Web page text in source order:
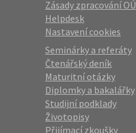
Zásady zpracování OÚ
Helpdesk
Nastavení cookies
Seminárky a referáty
Čtenářský deník
Maturitní otázky
Diplomky a bakalářky
Studijní podklady
Životopisy
Přijímací zkoušky